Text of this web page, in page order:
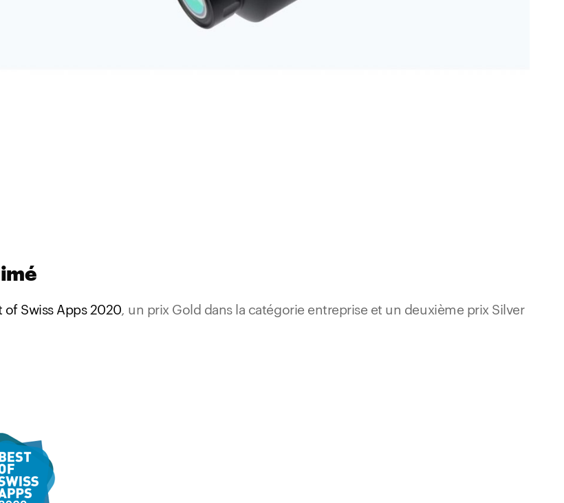
of Swiss Apps 2020, un prix Gold dans la catégorie entreprise et un deuxième prix Silver